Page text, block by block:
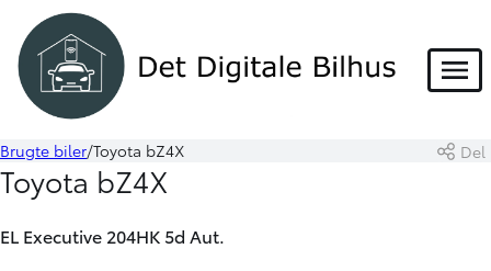
Menu
Book prøvetur
Beregn byttepris
Skriv til os
Brugte biler Toyota bZ4X Del
Toyota bZ4X
EL Executive 204HK 5d Aut.